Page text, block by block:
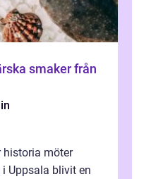
smaker från
historia möter
Uppsala blivit en